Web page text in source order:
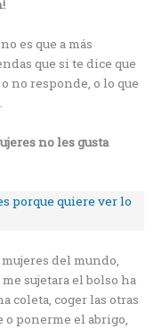
es que a más
que si te dice que
no responde, o lo que
no les gusta
porque quiere ver lo
del mundo,
sujetara el bolso ha
coleta, coger las otras
o ponerme el abrigo,